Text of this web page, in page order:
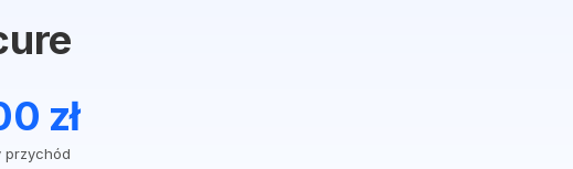
zł
przychód